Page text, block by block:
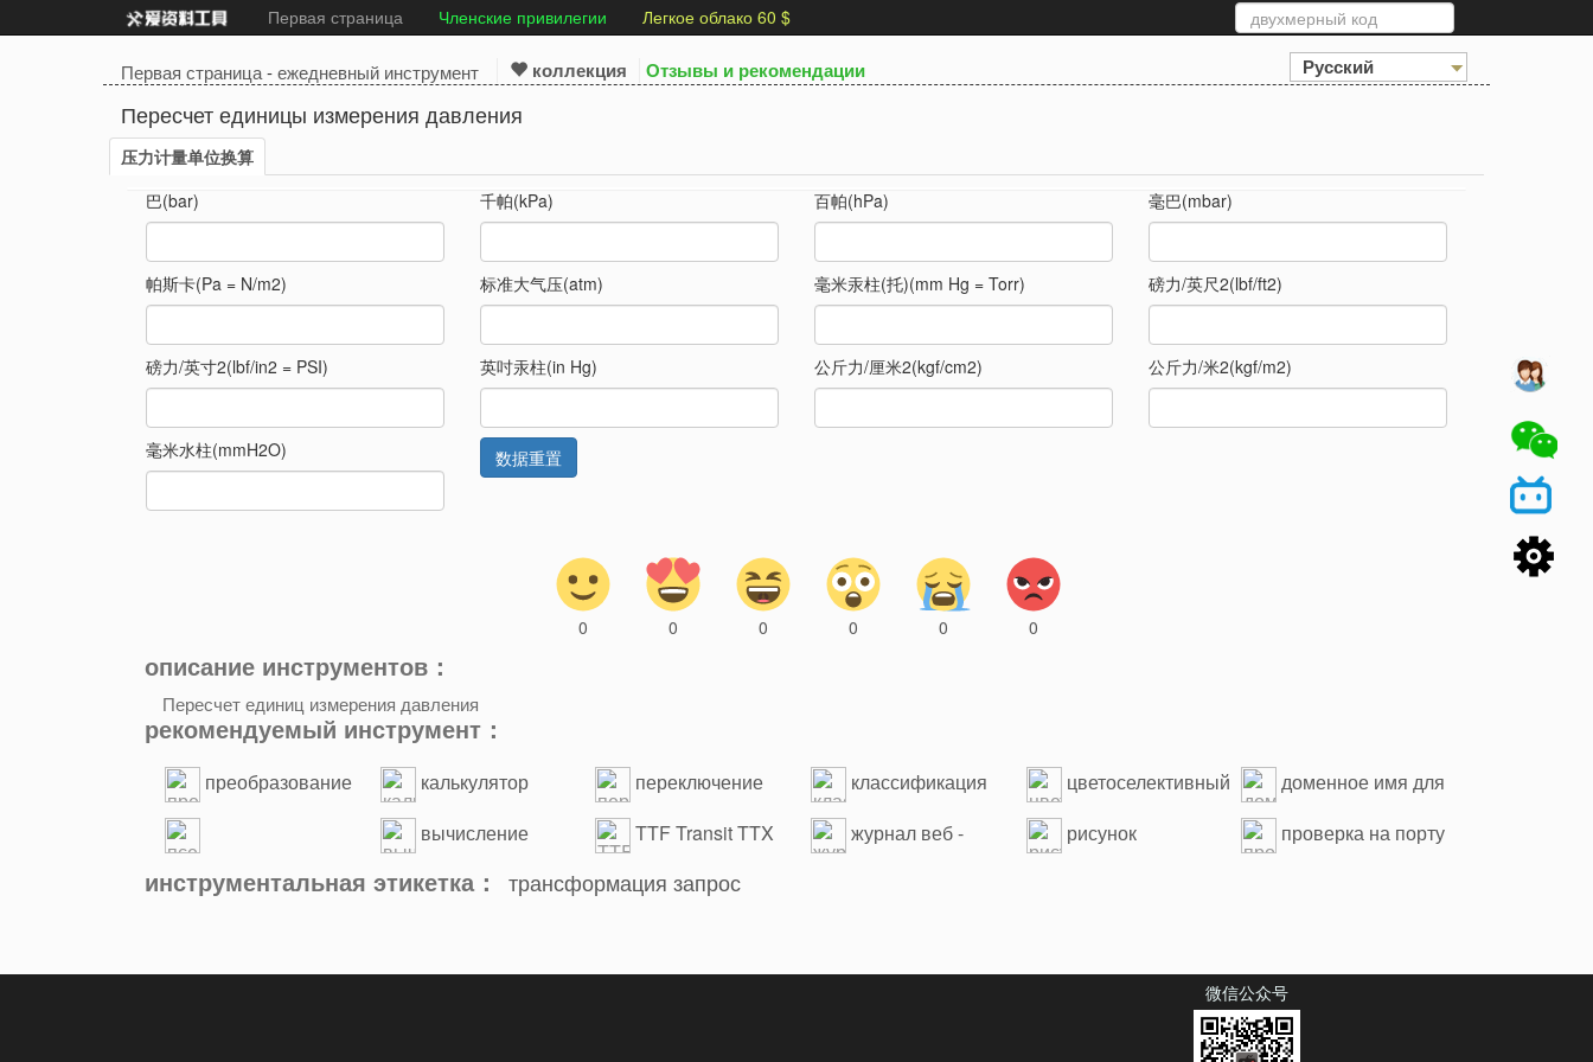
Первая страница Членские привилегии Легкое облако 60 $
Первая страница-ежедневный инструмент коллекция Отзывы и рекомендации Русский
Пересчет единицы измерения давления
压力计量单位换算
巴(bar)
千帕(kPa) 百帕(hPa) 毫巴(mbar)
帕斯卡(Pa = N/m2) 标准大气压(atm) 毫米汞柱(托)(mm Hg = Torr) 磅力/英尺2(lbf/ft2)
磅力/英寸2(lbf/in2 = PSI) 英吋汞柱(in Hg) 公斤力/厘米2(kgf/cm2) 公斤力/米2(kgf/m2)
毫米水柱(mmH2O)
0 0 0 0 0 0
описание инструментов：
Пересчет единиц измерения давления
рекомендуемый инструмент：
преобразование
кодировки Base32
калькулятор
отношения к
родственникам
переключение
кодирования файлов
классификация
товарных знаков
цветоселективный
код Color
доменное имя для
проверки
безопасности
преобразование
вычисление
TTF Transit TTX
журнал веб -
рисунок
проверка на порту
инструментальная этикетка： трансформация запрос
微信公众号